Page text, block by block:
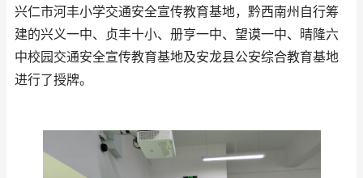
兴仁市河丰小学交通安全宣传教育基地，黔西南州自行筹
建的兴义一中、贞丰十小、册亨一中、望谟一中、晴隆六
中校园交通安全宣传教育基地及安龙县公安综合教育基地
进行了授牌。